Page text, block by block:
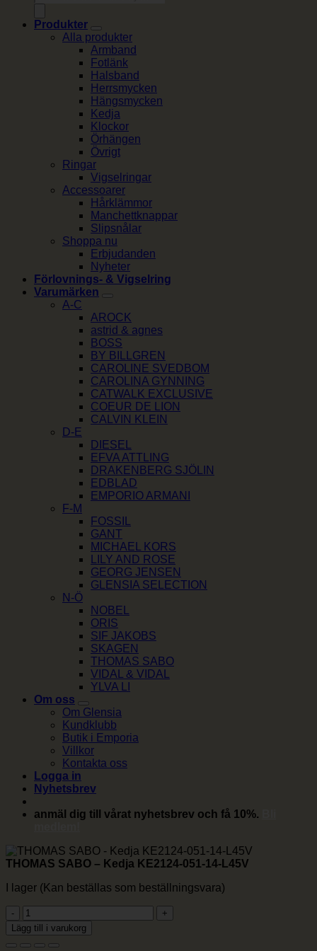
Produkter
Alla produkter
Armband
Fotlänk
Halsband
Herrsmycken
Hängsmycken
Kedja
Klockor
Örhängen
Övrigt
Ringar
Vigselringar
Accessoarer
Hårklämmor
Manchettknappar
Slipsnålar
Shoppa nu
Erbjudanden
Nyheter
Förlovnings- & Vigselring
Varumärken
A-C
AROCK
astrid & agnes
BOSS
BY BILLGREN
CAROLINE SVEDBOM
CAROLINA GYNNING
CATWALK EXCLUSIVE
COEUR DE LION
CALVIN KLEIN
D-E
DIESEL
EFVA ATTLING
DRAKENBERG SJÖLIN
EDBLAD
EMPORIO ARMANI
F-M
FOSSIL
GANT
MICHAEL KORS
LILY AND ROSE
GEORG JENSEN
GLENSIA SELECTION
N-Ö
NOBEL
ORIS
SIF JAKOBS
SKAGEN
THOMAS SABO
VIDAL & VIDAL
YLVA LI
Om oss
Om Glensia
Kundklubb
Butik i Emporia
Villkor
Kontakta oss
Logga in
Nyhetsbrev
anmäl dig till vårat nyhetsbrev och få 10%.
THOMAS SABO – Kedja KE2124-051-14-L45V
I lager (Kan beställas som beställningsvara)
THOMAS
SABO
-
Lägg till i varukorg